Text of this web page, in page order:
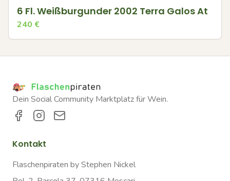
6 Fl. Weißburgunder 2002 Terra Galos At
240 €
Dein Social Community Marktplatz für Wein.
Kontakt
Flaschenpiraten by Stephen Nickel